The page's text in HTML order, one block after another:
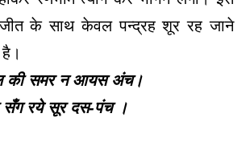
के साथ केवल पन्द्रह शूर रह जाने
की समर न आयस अंच।
सँग रये सूर दस-पंच ।